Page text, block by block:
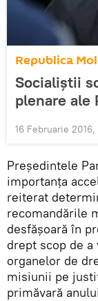
Republica
Socialiştii
plenare ale
16 Februarie 2016,
Președintele
importanța
reiterat
recomandările
desfășoară în
drept scop de
organelor de
misiunii pe
primăvară